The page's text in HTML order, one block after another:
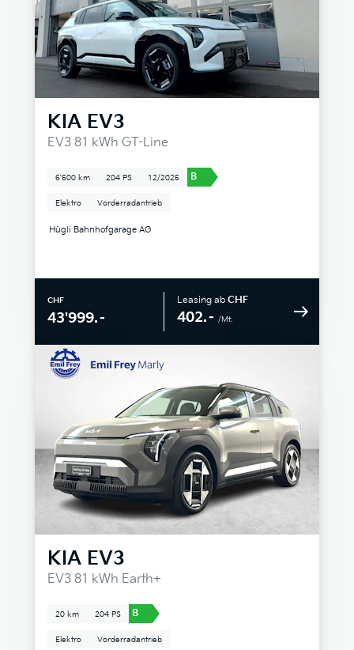
KIA EV3
EV3 81 kWh GT-Line
6'500 km 204 PS 12/2025 B
Elektro Vorderradantrieb
Hügli Bahnhofgarage AG
CHF
43'999.–
Leasing ab CHF
402.– /Mt.
KIA EV3
EV3 81 kWh Earth+
20 km 204 PS B
Elektro Vorderradantrieb